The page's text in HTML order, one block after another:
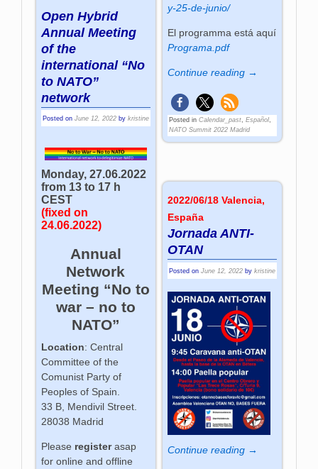
y-25-de-junio/
El programma está aquí
Programa.pdf
Continue reading →
Posted in Calendar_past, Español,
NATO Summit 2022 Madrid
Open Hybrid
Annual Meeting
of the
international “No
to NATO”
network
Posted onJune 12, 2022 bykristine
Monday, 27.06.2022
from 13 to 17 h
CEST
(fixed on
24.06.2022)
Annual
Network
Meeting “No to
war – no to
NATO”
Location: Central
Committee of the
Comunist Party of
Peoples of Spain.
33 B, Mendivil Street.
28038 Madrid
Please registerasap
for online and offline
2022/06/18 Valencia,
España
Jornada ANTI-
OTAN
Posted on June 12, 2022 by kristine
Continue reading →